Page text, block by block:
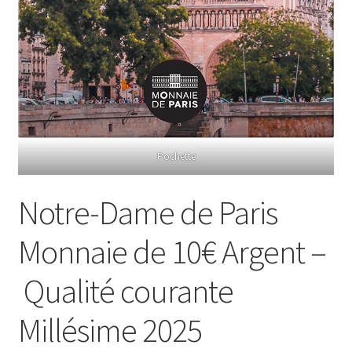
Pochette
Notre-Dame de Paris
Monnaie de 10€ Argent –
Qualité courante
Millésime 2025